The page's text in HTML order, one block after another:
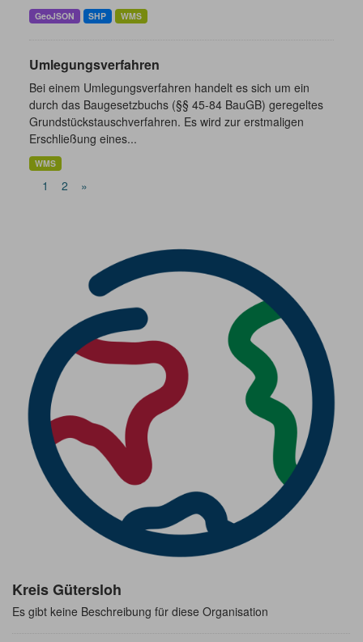
Kreis Gütersloh
Es gibt keine Beschreibung für diese Organisation
GeoJSON SHP WMS
Umlegungsverfahren
Bei einem Umlegungsverfahren handelt es sich um ein
durch das Baugesetzbuchs (§§ 45-84 BauGB) geregeltes
Grundstückstauschverfahren. Es wird zur erstmaligen
Erschließung eines...
WMS
1 2 »